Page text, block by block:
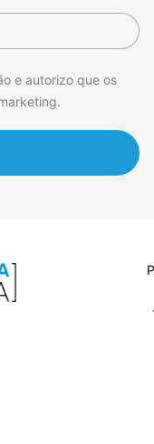
e autorizo que os